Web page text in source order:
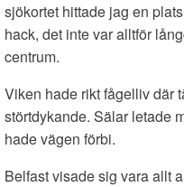
sjökortet hittade jag en
hack, det inte var alltför
centrum.
Viken hade rikt fågelliv där
störtdykande. Sälar letade
hade vägen förbi.
Belfast visade sig vara allt